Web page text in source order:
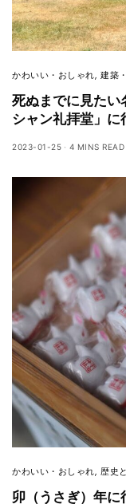
かわいい・おしゃれ ,建築
死ぬまでに見たい
シャン礼拝堂」に
2023-01-25 4 MINS READ
かわいい・おしゃれ 歴史
卯（うさぎ）年に